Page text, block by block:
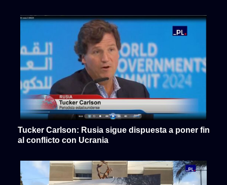
Tucker Carlson: Rusia sigue dispuesta a poner fin
al conflicto con Ucrania